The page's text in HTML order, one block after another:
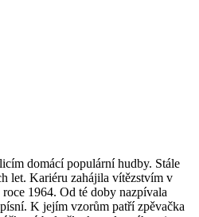
domácí populární hudby. Stále
let. Kariéru zahájila vítězstvím v
1964. Od té doby nazpívala
K jejím vzorům patří zpěvačka